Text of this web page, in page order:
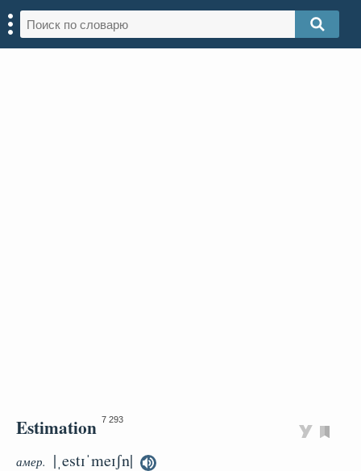
Estimation 7 293
амер. |ˌestɪˈmeɪʃn|